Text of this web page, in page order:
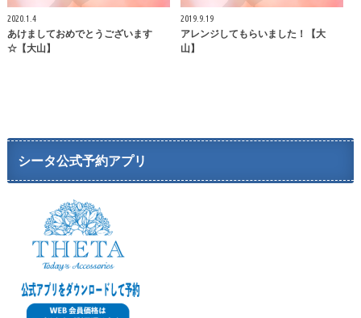
2020.1.4
あけましておめでとうございます
☆【大山】
2019.9.19
アレンジしてもらいました！【大
山】
シータ公式予約アプリ